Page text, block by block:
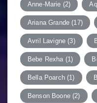
Anne-Marie (2)
Ariana Grande (17)
Avril Lavigne (3)
Bebe Rexha (1)
Bella Poarch(1)
Benson Boone(2)